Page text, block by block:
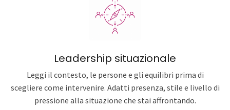
Leadership situazionale
Leggi il contesto, le persone e gli equilibri prima di
scegliere come intervenire. Adatti presenza, stile e livello di
pressione alla situazione che stai affrontando.